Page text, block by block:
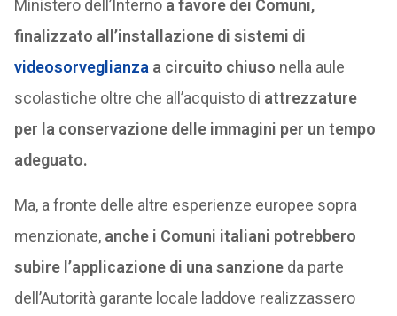
Ministero dell’Interno a favore dei Comuni,
finalizzato all’installazione di sistemi di
videosorveglianza a circuito chiuso nella aule
scolastiche oltre che all’acquisto di attrezzature
per la conservazione delle immagini per un tempo
adeguato.
Ma, a fronte delle altre esperienze europee sopra
menzionate, anche i Comuni italiani potrebbero
subire l’applicazione di una sanzioneda parte
dell’Autorità garante locale laddove realizzassero